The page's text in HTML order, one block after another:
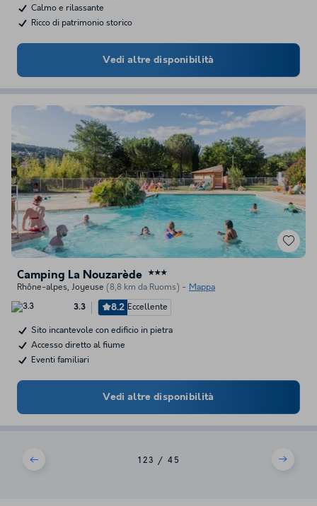
Calmo e rilassante
Ricco di patrimonio storico
Vedi altre disponibilità
Camping La Nouzarède ★★★
Rhône-alpes, Joyeuse (8,8 km da Ruoms) Mappa
3.3 8.2 Eccellente
Sito incantevole con edificio in pietra
Accesso diretto al fiume
Eventi familiari
Vedi altre disponibilità
1 23 4 5